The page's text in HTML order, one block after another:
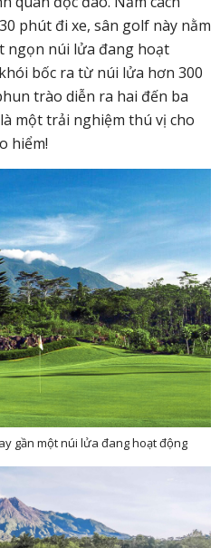
phút đi xe, sân golf này nằm
ngọn núi lửa đang hoạt
bốc ra từ núi lửa hơn 300
trào diễn ra hai đến ba
một trải nghiệm thú vị cho
hiểm!
gần một núi lửa đang hoạt động